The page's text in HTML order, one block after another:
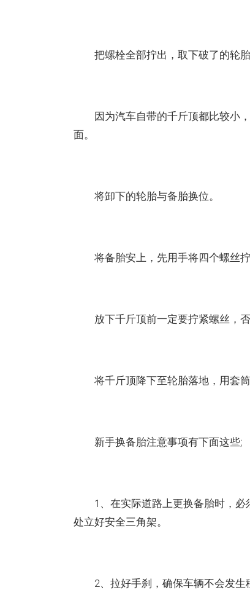
把螺栓全部拧出，取下破了的轮胎
因为汽车自带的千斤顶都比较小，
面。
将卸下的轮胎与备胎换位。
将备胎安上，先用手将四个螺丝拧
放下千斤顶前一定要拧紧螺丝，否
将千斤顶降下至轮胎落地，用套筒
新手换备胎注意事项有下面这些;
1、在实际道路上更换备胎时，必
处立好安全三角架。
2、拉好手刹，确保车辆不会发生